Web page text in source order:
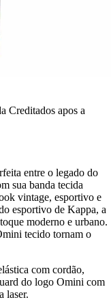
Creditados apos a
entre o legado do
sua banda tecida
vintage, esportivo e
esportivo de Kappa, a
moderno e urbano.
tecido tornam o
com cordão,
do logo Omini com
laser.